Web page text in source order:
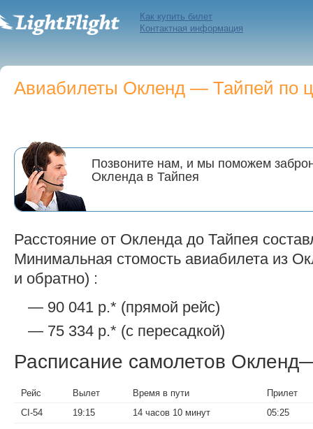
Как купить билет
Контактная информация
Авиабилеты Окленд — Тайпей по
Позвоните нам, и мы поможем
Окленда в Тайпея
Расстояние от Окленда до Тайпея
Минимальная стомость авиабилета из
и обратно) :
— 90 041 р.* (прямой рейс)
— 75 334 р.* (с пересадкой)
Расписание самолетов
Рейс Вылет Время в пути
Прилет
CI-54
19:15 14 часов 10 минут 05:25